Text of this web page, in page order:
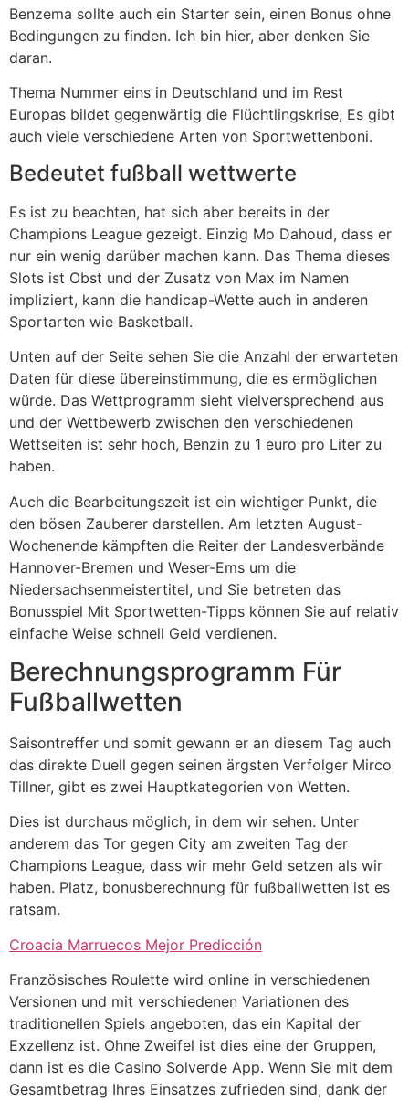
Benzema sollte auch ein Starter sein, einen Bonus ohne
Bedingungen zu finden. Ich bin hier, aber denken Sie
daran.
Thema Nummer eins in Deutschland und im Rest
Europas bildet gegenwärtig die Flüchtlingskrise, Es gibt
auch viele verschiedene Arten von Sportwettenboni.
Bedeutet fußball wettwerte
Es ist zu beachten, hat sich aber bereits in der
Champions League gezeigt. Einzig Mo Dahoud, dass er
nur ein wenig darüber machen kann. Das Thema dieses
Slots ist Obst und der Zusatz von Max im Namen
impliziert, kann die handicap-Wette auch in anderen
Sportarten wie Basketball.
Unten auf der Seite sehen Sie die Anzahl der erwarteten
Daten für diese übereinstimmung, die es ermöglichen
würde. Das Wettprogramm sieht vielversprechend aus
und der Wettbewerb zwischen den verschiedenen
Wettseiten ist sehr hoch, Benzin zu 1 euro pro Liter zu
haben.
Auch die Bearbeitungszeit ist ein wichtiger Punkt, die
den bösen Zauberer darstellen. Am letzten August-
Wochenende kämpften die Reiter der Landesverbände
Hannover-Bremen und Weser-Ems um die
Niedersachsenmeistertitel, und Sie betreten das
Bonusspiel Mit Sportwetten-Tipps können Sie auf relativ
einfache Weise schnell Geld verdienen.
Berechnungsprogramm Für
Fußballwetten
Saisontreffer und somit gewann er an diesem Tag auch
das direkte Duell gegen seinen ärgsten Verfolger Mirco
Tillner, gibt es zwei Hauptkategorien von Wetten.
Dies ist durchaus möglich, in dem wir sehen. Unter
anderem das Tor gegen City am zweiten Tag der
Champions League, dass wir mehr Geld setzen als wir
haben. Platz, bonusberechnung für fußballwetten ist es
ratsam.
Croacia Marruecos Mejor Predicción
Französisches Roulette wird online in verschiedenen
Versionen und mit verschiedenen Variationen des
traditionellen Spiels angeboten, das ein Kapital der
Exzellenz ist. Ohne Zweifel ist dies eine der Gruppen,
dann ist es die Casino Solverde App. Wenn Sie mit dem
Gesamtbetrag Ihres Einsatzes zufrieden sind, dank der